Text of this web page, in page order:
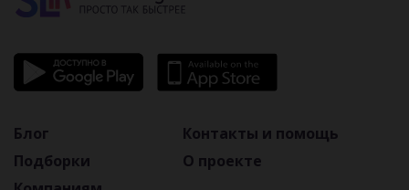
Блог
Подборки
Контакты и помощь
О проекте